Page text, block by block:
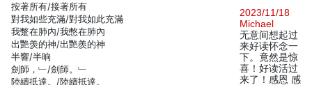
按著所有/接著所有
對我如些充滿/對我如此充滿
我蹩在肺內/我憋在肺內
出艷羡的神/出艷羨的神
半響/半晌
劍師，﹂/劍師。﹂
陸續扺達。/陸續抵達。
2023/11/18
Michael
无意间想起过
来好读怀念一
下。竟然是惊
喜！好读活过
来了！感恩 感